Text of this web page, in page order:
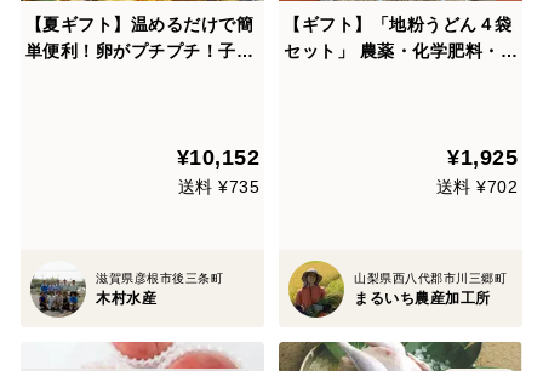
【夏ギフト】温めるだけで簡
単便利！卵がプチプチ！子持
¥10,152
送料 ¥735
滋賀県彦根市後三条町
木村水産
【ギフト】「地粉うどん４袋
セット」 農薬・化学肥料・除
¥1,925
送料 ¥702
山梨県西八代郡市川三郷町
まるいち農産加工所